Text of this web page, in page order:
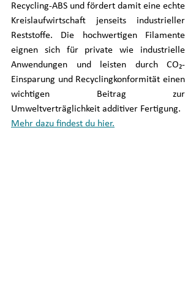
Recycling-ABS und fördert damit eine echte
Kreislaufwirtschaft jenseits industrieller
Reststoffe. Die hochwertigen Filamente
eignen sich für private wie industrielle
Anwendungen und leisten durch CO₂-
Einsparung und Recyclingkonformität einen
wichtigen Beitrag zur
Umweltverträglichkeit additiver Fertigung.
Mehr dazu findest du hier.